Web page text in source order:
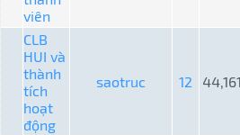
viên
CLB
HUI và
thành
tích
hoạt
động
saotruc 12 44,161